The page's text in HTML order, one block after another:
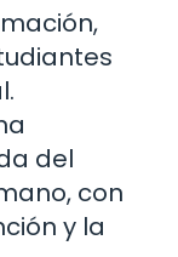
del
con
y la